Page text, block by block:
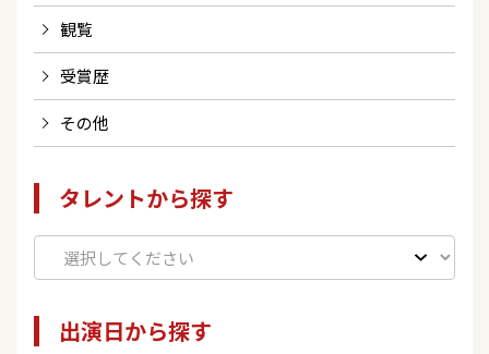
観覧
受賞歴
その他
タレントから探す
出演日から探す